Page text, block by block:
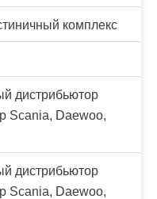
комплекс
дистрибьютор
Scania, Daewoo,
дистрибьютор
Scania, Daewoo,